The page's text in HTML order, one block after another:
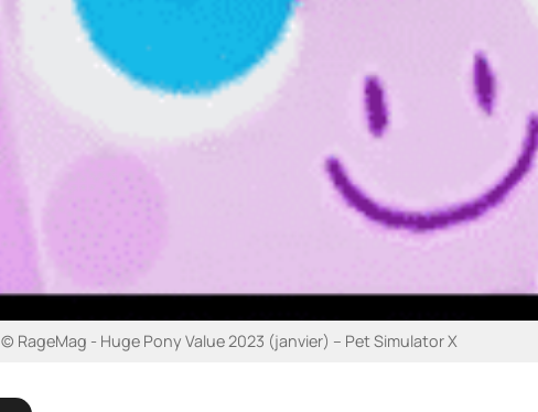
© RageMag - Huge Pony Value 2023 (janvier) – Pet Simulator X